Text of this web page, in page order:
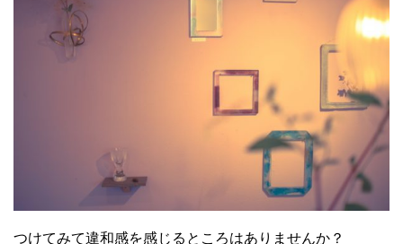
つけてみて違和感を感じるところはありませんか？